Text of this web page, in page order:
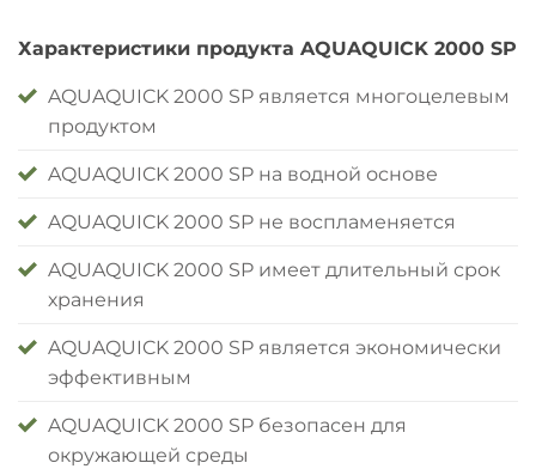
Характеристики продукта AQUAQUICK 2000 SP
AQUAQUICK 2000 SP является многоцелевым
продуктом
AQUAQUICK 2000 SP на водной основе
AQUAQUICK 2000 SP не воспламеняется
AQUAQUICK 2000 SP имеет длительный срок
хранения
AQUAQUICK 2000 SP является экономически
эффективным
AQUAQUICK 2000 SP безопасен для
окружающей среды